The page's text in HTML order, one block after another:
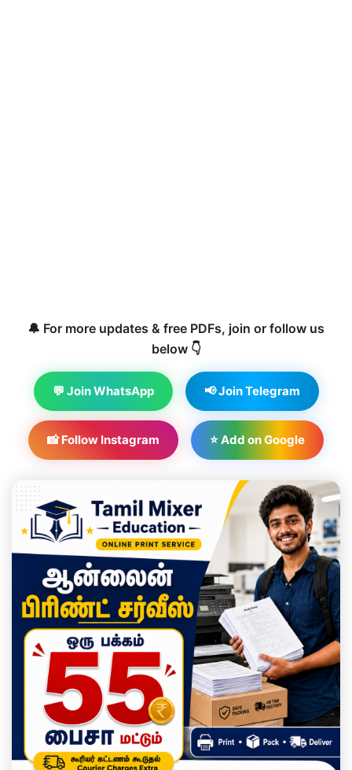
🔔 For more updates & free PDFs, join or follow us
below 👇
💬 Join WhatsApp 📢 Join Telegram
📸 Follow Instagram ⭐ Add on Google